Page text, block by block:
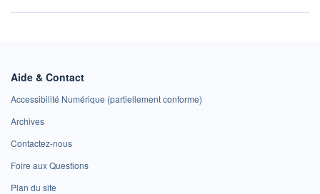
Aide & Contact
Accessibilité Numérique (partiellement conforme)
Archives
Contactez-nous
Foire aux Questions
Plan du site